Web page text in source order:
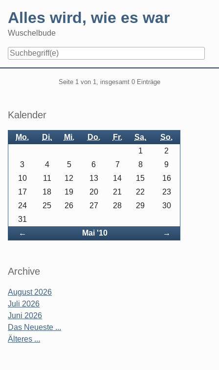
content
Alles wird, wie es war
Wuschelbude
Seite 1 von 1, insgesamt 0 Einträge
Seitenleiste
Kalender
Mo. Di. Mi. Do. Fr. Sa. So.
← Mai '10 Vorwärts
→
1
2
3
4 5 6 7 8
9
10
11 12 13 14 15
16
17
18 19 20 21 22
23
24
25 26 27 28 29
30
31
Archive
August 2026
Juli 2026
Juni 2026
Das Neueste ...
Älteres ...